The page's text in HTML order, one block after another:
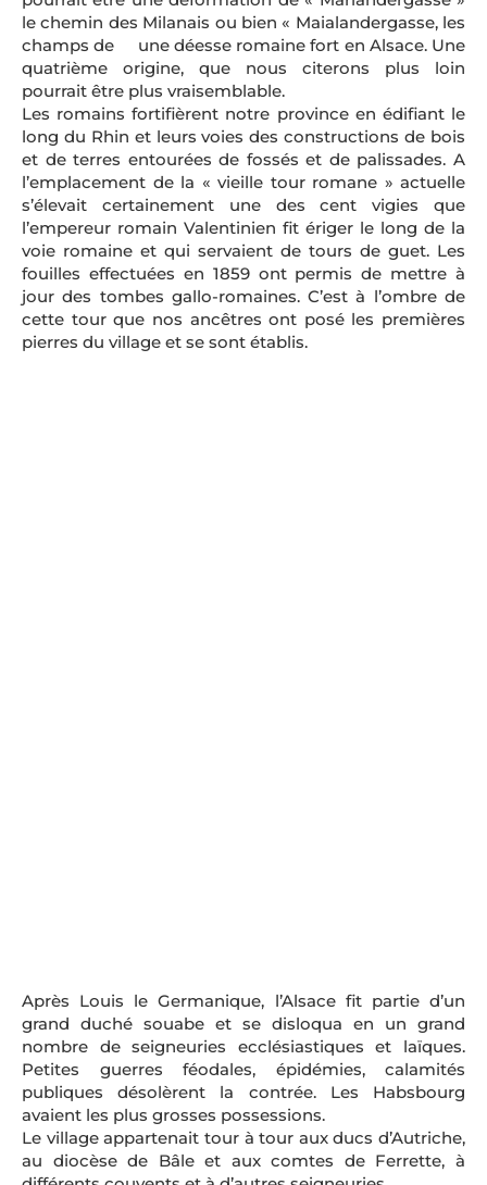
le chemin des Milanais ou bien « Maialandergasse, les
champs de une déesse romaine fort en Alsace. Une
quatrième origine, que nous citerons plus loin
pourrait être plus vraisemblable.
Les romains fortifièrent notre province en édifiant le
long du Rhin et leurs voies des constructions de bois
et de terres entourées de fossés et de palissades. A
l’emplacement de la « vieille tour romane » actuelle
s’élevait certainement une des cent vigies que
l’empereur romain Valentinien fit ériger le long de la
voie romaine et qui servaient de tours de guet. Les
fouilles effectuées en 1859 ont permis de mettre à
jour des tombes gallo-romaines. C’est à l’ombre de
cette tour que nos ancêtres ont posé les premières
pierres du village et se sont établis.
Après Louis le Germanique, l’Alsace fit partie d’un
grand duché souabe et se disloqua en un grand
nombre de seigneuries ecclésiastiques et laïques.
Petites guerres féodales, épidémies, calamités
publiques désolèrent la contrée. Les Habsbourg
avaient les plus grosses possessions.
Le village appartenait tour à tour aux ducs d’Autriche,
au diocèse de Bâle et aux comtes de Ferrette, à